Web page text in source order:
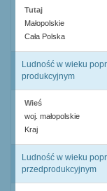
Tutaj
Małopolskie
Cała Polska
Ludność w wieku
produkcyjnym
Wieś
woj. małopolskie
Kraj
Ludność w wieku
przedprodukcyjnym